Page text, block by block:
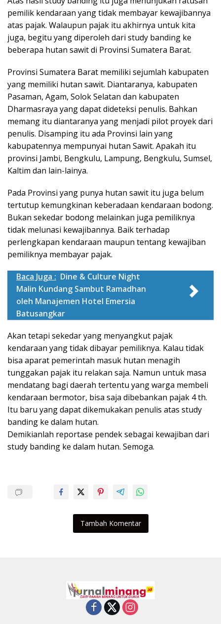
pemilik kendaraan yang tidak membayar kewajibannya
atas pajak. Walaupun pajak itu akhirnya untuk kita
juga, begitu yang diperoleh dari study banding ke
beberapa hutan sawit di Provinsi Sumatera Barat.
Provinsi Sumatera Barat memiliki sejumlah kabupaten
yang memiliki hutan sawit. Diantaranya, kabupaten
Pasaman, Agam, Solok Selatan dan kabupaten
Dharmasraya yang dapat dideteksi penulis. Bahkan
memang itu diantaranya yang menjadi pilot proyek dari
penulis. Disamping itu ada Provinsi lain yang
kabupatennya mempunyai hutan Sawit. Apakah itu
provinsi Jambi, Bengkulu, Lampung, Bengkulu, Sumsel,
Kaltim dan lain-lainya.
Pada Provinsi yang punya hutan sawit itu juga belum
tertutup kemungkinan keberadaan kendaraan bodong.
Bukan sekedar bodong melainkan juga pemiliknya
tidak melunasi kewajibannya. Baik terhadap
perlengkapan kendaraan maupun tentang kewajiban
pemiliknya membayar pajak.
Baca Juga : Dine & Culture Night
Malin Kundang Sambut Ramadhan
oleh Manajemen Hotel Emersia
Batusangkar
Akan tetapi sekedar yang menyangkut pajak
kendaraan yang tidak dibayar pemiliknya. Kalau tidak
bisa aparat pemerintah masuk hutan menagih
tunggakan pajak itu relakan saja. Namun untuk masa
mendatang bagi daerah tertentu yang warga membeli
kendaraan bermotor, bisa saja dibebankan pajak 4 th.
Itu baru yang dapat dikemukakan penulis atas study
banding ke dalam hutan.
Demikianlah reportase pendek sebagai kewajiban dari
study banding ke dalam hutan. Semoga.
Tambah Komentar